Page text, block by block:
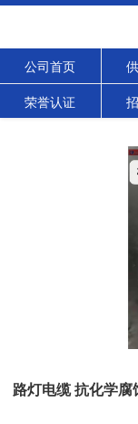
公司首页
荣誉认证
路灯电缆 抗化学腐